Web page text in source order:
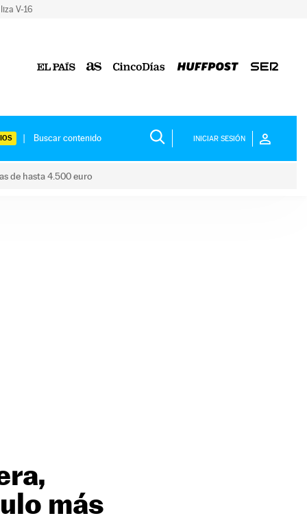
V-16
INICIAR SESIÓN
de hasta 4.500 euro
más